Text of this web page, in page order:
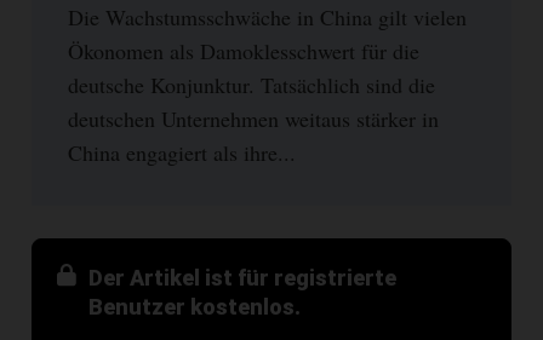
Die Wachstumsschwäche in China gilt vielen
Ökonomen als Damoklesschwert für die
deutsche Konjunktur. Tatsächlich sind die
deutschen Unternehmen weitaus stärker in
China engagiert als ihre...
Der Artikel ist für registrierte
Benutzer kostenlos.